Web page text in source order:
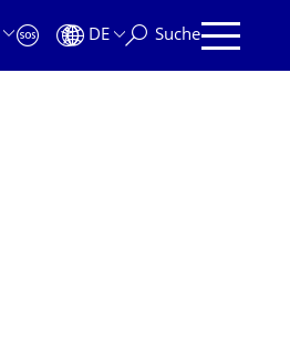
DE Suche